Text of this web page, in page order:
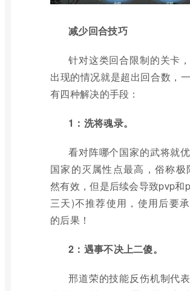
减少回合技巧
针对这类回合限制的关卡
出现的情况就是超出回合数，
有四种解决的手段：
1：洗将魂录。
看对阵哪个国家的武将就
国家的灭属性点最高，俗称极
然有效，但是后续会导致pvp和
三天)不推荐使用，使用后要
的后果！
2：遇事不决上二傻。
邢道荣的技能反伤机制代